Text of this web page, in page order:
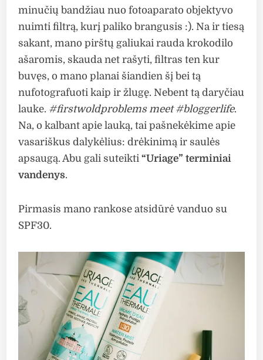
minučių bandžiau nuo fotoaparato objektyvo
nuimti filtrą, kurį paliko brangusis :). Na ir tiesą
sakant, mano pirštų galiukai rauda krokodilo
ašaromis, skauda net rašyti, filtras ten kur
buvęs, o mano planai šiandien šį bei tą
nufotografuoti kaip ir žlugę. Nebent tą daryčiau
lauke. #firstwoldproblems meet #bloggerlife.
Na, o kalbant apie lauką, tai pašnekėkime apie
vasariškus dalykėlius: drėkinimą ir saulės
apsaugą. Abu gali suteikti“Uriage” terminiai
vandenys.
Pirmasis mano rankose atsidūrė vanduo su
SPF30.